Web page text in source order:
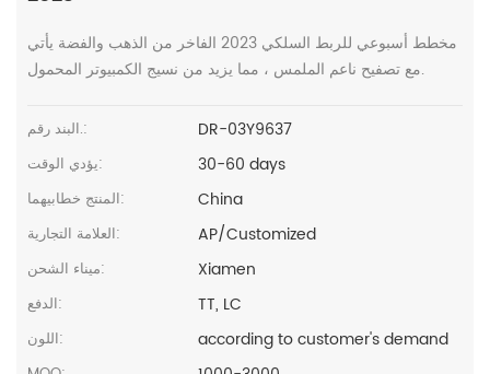
مخطط أسبوعي للربط السلكي 2023 الفاخر من الذهب والفضة يأتي
مع تصفيح ناعم الملمس ، مما يزيد من نسيج الكمبيوتر المحمول.
البند رقم.: DR-03Y9637
يؤدي الوقت: 30-60 days
المنتج خطابيهما: China
العلامة التجارية: AP/Customized
ميناء الشحن: Xiamen
الدفع: TT, LC
اللون: according to customer's demand